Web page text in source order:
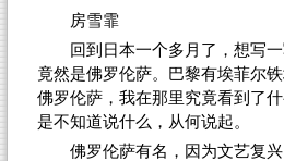
房雪霏
回到日本一个多月了，想写
竟然是佛罗伦萨。巴黎有埃菲尔
佛罗伦萨，我在那里究竟看到了
是不知道说什么，从何说起。
佛罗伦萨有名，因为文艺复